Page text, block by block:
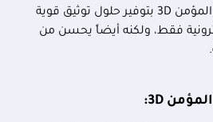
المؤمن 3D بتوفير حلول توثيق قوية
فقط، ولكنه أيضاً يحسن من
3D
: